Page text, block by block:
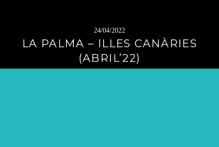
24/04/2022
LA PALMA – ILLES CANÀRIES
(ABRIL’22)